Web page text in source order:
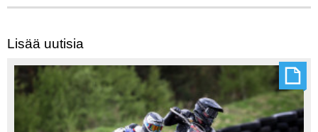
Lisää uutisia